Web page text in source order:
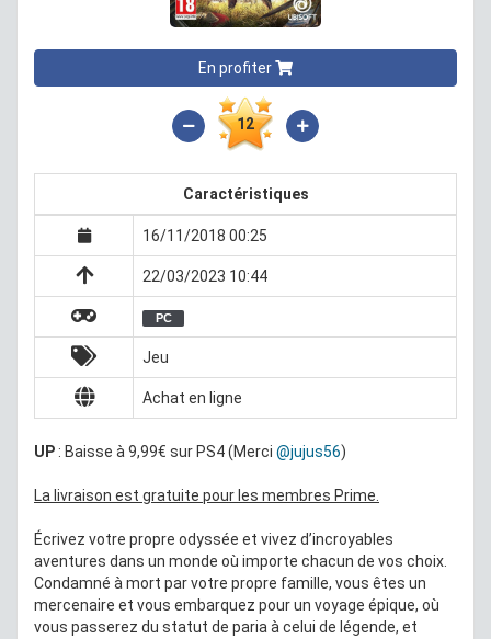
En profiter
12
Caractéristiques
16/11/2018 00:25
22/03/2023 10:44
PC
Jeu
Achat en ligne
UP : Baisse à 9,99€ sur PS4 (Merci @jujus56)
La livraison est gratuite pour les membres Prime.
Écrivez votre propre odyssée et vivez d’incroyables
aventures dans un monde où importe chacun de vos choix.
Condamné à mort par votre propre famille, vous êtes un
mercenaire et vous embarquez pour un voyage épique, où
vous passerez du statut de paria à celui de légende, et